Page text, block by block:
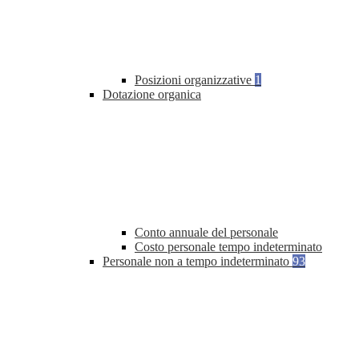
Posizioni organizzative 1
Dotazione organica
Conto annuale del personale
Costo personale tempo indeterminato
Personale non a tempo indeterminato 93